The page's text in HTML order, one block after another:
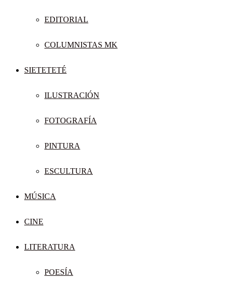
EDITORIAL
COLUMNISTAS MK
SIETETETÉ
ILUSTRACIÓN
FOTOGRAFÍA
PINTURA
ESCULTURA
MÚSICA
CINE
LITERATURA
POESÍA